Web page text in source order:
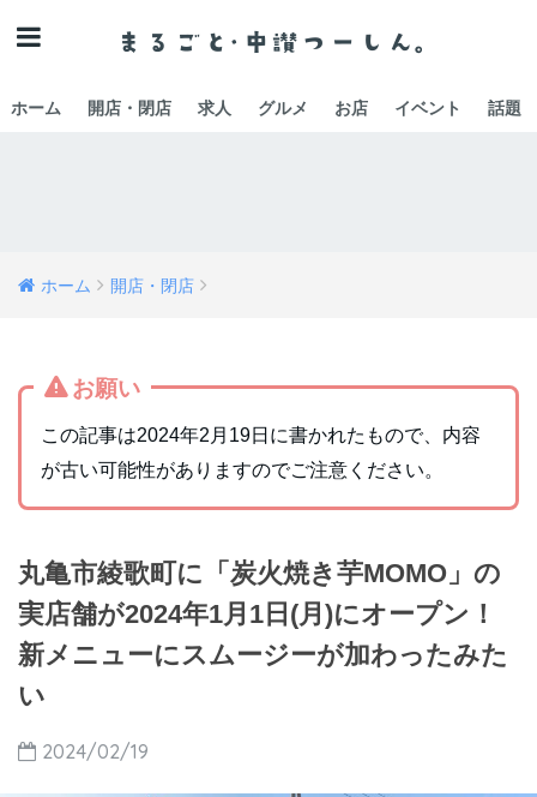
ホーム 開店・閉店 求人 グルメ お店 イベント 話題
ホーム 開店・閉店
お願い
この記事は2024年2月19日に書かれたもので、内容
が古い可能性がありますのでご注意ください。
丸亀市綾歌町に「炭火焼き芋MOMO」の
実店舗が2024年1月1日(月)にオープン！
新メニューにスムージーが加わったみた
い
2024/02/19